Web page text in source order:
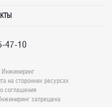
47-10
на сторонних ресурсах
соглашения
запрещена